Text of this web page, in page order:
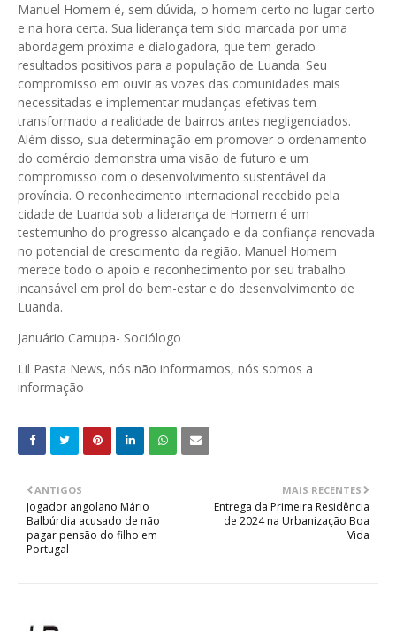
Manuel Homem é, sem dúvida, o homem certo no lugar certo
e na hora certa. Sua liderança tem sido marcada por uma
abordagem próxima e dialogadora, que tem gerado
resultados positivos para a população de Luanda. Seu
compromisso em ouvir as vozes das comunidades mais
necessitadas e implementar mudanças efetivas tem
transformado a realidade de bairros antes negligenciados.
Além disso, sua determinação em promover o ordenamento
do comércio demonstra uma visão de futuro e um
compromisso com o desenvolvimento sustentável da
província. O reconhecimento internacional recebido pela
cidade de Luanda sob a liderança de Homem é um
testemunho do progresso alcançado e da confiança renovada
no potencial de crescimento da região. Manuel Homem
merece todo o apoio e reconhecimento por seu trabalho
incansável em prol do bem-estar e do desenvolvimento de
Luanda.
Januário Camupa- Sociólogo
Lil Pasta News, nós não informamos, nós somos a
informação
MAIS RECENTES
Entrega da Primeira Residência
de 2024 na Urbanização Boa
Vida
ANTIGOS
Jogador angolano Mário
Balbúrdia acusado de não
pagar pensão do filho em
Portugal